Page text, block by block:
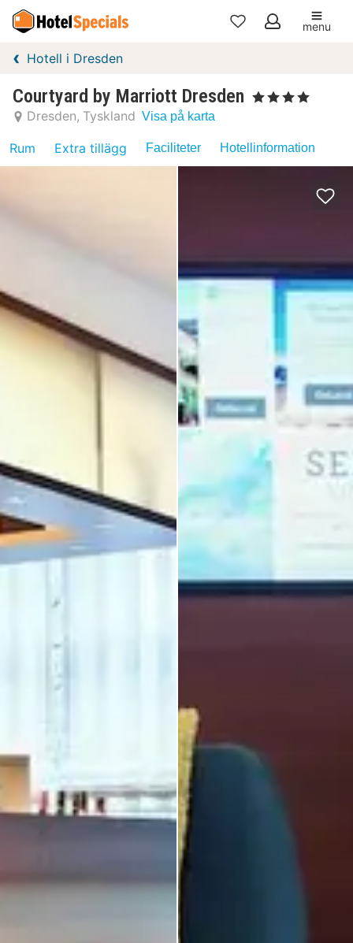
Mina
menu
Hotell i Dresden
Courtyard by Marriott Dresden , 4 Stjärnor
Dresden Tyskland Visa på karta
Rum Extra tillägg Faciliteter Hotellinformation